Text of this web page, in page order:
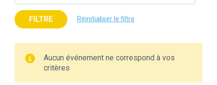
FILTRE Réinitialiser le filtre
Aucun événement ne correspond à vos
critères